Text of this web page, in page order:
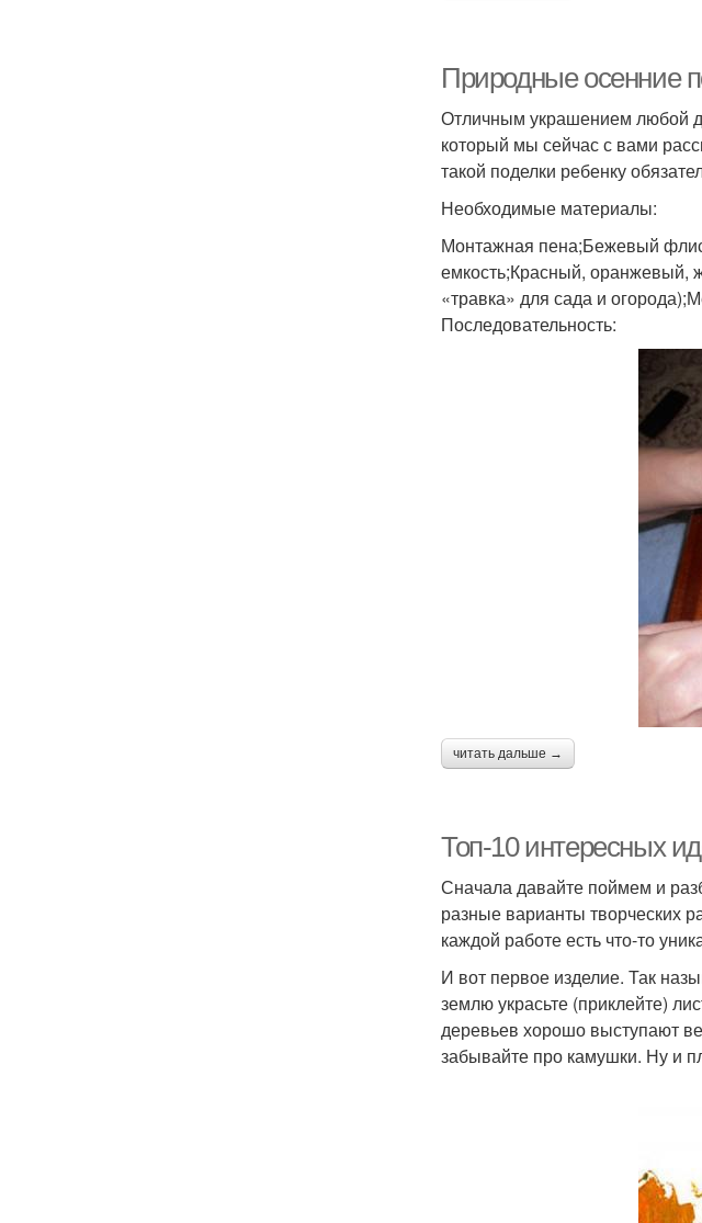
Природные осенние
Отличным украшением любой
который мы сейчас с вами
такой поделки ребенку
Необходимые материалы:
Монтажная пена;Бежевый
емкость;Красный, оранжевый,
«травка» для сада и
Последовательность:
читать дальше →
Топ-10 интересных
Сначала давайте поймем и
разные варианты творческих
каждой работе есть что-то
И вот первое изделие. Так
землю украсьте (приклейте)
деревьев хорошо выступают
забывайте про камушки. Ну и